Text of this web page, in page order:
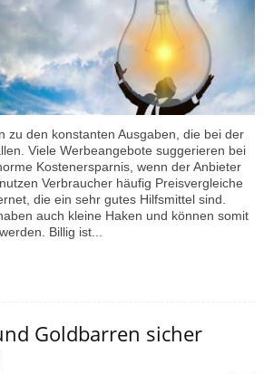
zu den konstanten Ausgaben, die bei der
Viele Werbeangebote suggerieren bei
Kostenersparnis, wenn der Anbieter
Verbraucher häufig Preisvergleiche
die ein sehr gutes Hilfsmittel sind.
auch kleine Haken und können somit
Billig ist...
Goldbarren sicher